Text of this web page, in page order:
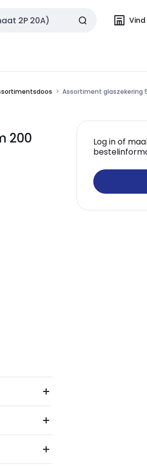
Assortiment glaszekering
200
Log in of